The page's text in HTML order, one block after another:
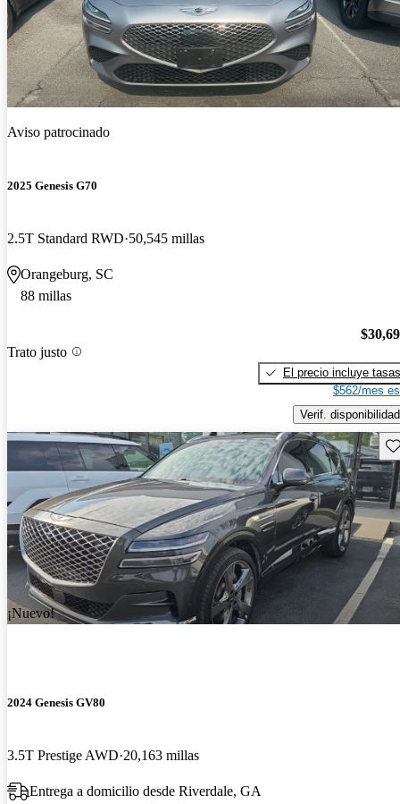
Aviso patrocinado
2025 Genesis G70
2.5T Standard RWD 50,545 millas
Orangeburg, SC
88 millas
Trato justo
El precio incluye tasas
$562/mes
Verif. disponibilidad
¡Nuevo!
2024 Genesis GV80
3.5T Prestige AWD 20,163 millas
Entrega a domicilio desde Riverdale, GA